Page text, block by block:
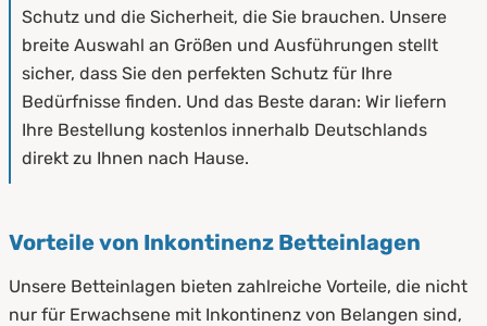
Schutz und die Sicherheit, die Sie brauchen. Unsere
breite Auswahl an Größen und Ausführungen stellt
sicher, dass Sie den perfekten Schutz für Ihre
Bedürfnisse finden. Und das Beste daran: Wir liefern
Ihre Bestellung kostenlos innerhalb Deutschlands
direkt zu Ihnen nach Hause.
Vorteile von Inkontinenz Betteinlagen
Unsere Betteinlagen bieten zahlreiche Vorteile, die nicht
nur für Erwachsene mit Inkontinenz von Belangen sind,